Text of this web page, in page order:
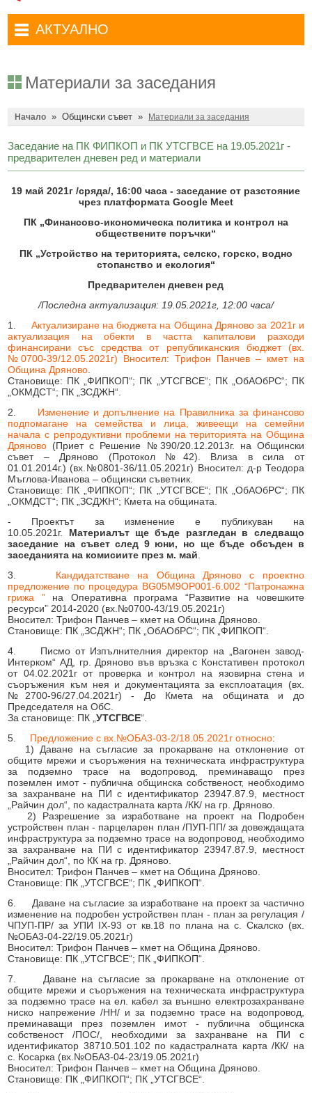
Достъп до информация
Антикорупция
Профил на купувача
Общ устройствен план
Общинско предприятие Чисто Дряново
Общинско предприятие Зелено Дряново
Социални дейности
Здравеопазване
Спорт и младежки дейности
Проекти по европейски програми
Управление при кризи, обществен ред и сигурност
Политика лични данни
BG05SFPR001-1.004-0019-C01 „Утвърждаване на интеркултурното
образование в община Дряново“
Туристически маршрути
Туристически информационен център
Съобщения
Материали за заседания
Начало »Общински съвет » Материали за заседания
Заседание на ПК ФИПКОП и ПК УТСГВСЕ на 19.05.2021г -
предварителен дневен ред и материали
19 май 2021г /сряда/, 16:00 часа - заседание от разстояние
чрез платформата Google Meet
ПК „Финансово-икономическа политика и контрол на
обществените поръчки“
ПК „Устройство на територията, селско, горско, водно
стопанство и екология“
Предварителен дневен ред
/Последна актуализация: 19.05.2021г, 12:00 часа/
1. Актуализиране на бюджета на Община Дряново за 2021г и
актуализация на обекти в частта капиталови разходи
финансирани със средства от републиканския бюджет (вх.
№0700-39/12.05.2021г) Вносител: Трифон Панчев – кмет на
Община Дряново
Становище: ПК „ФИПКОП“; ПК „УТСГВСЕ“; ПК „ОбАОбРС“; ПК
„ОКМДСТ“; ПК „ЗСДЖН“.
2. Изменение и допълнение на Правилника за финансово
подпомагане на семейства и лица, живеещи на семейни
начала с репродуктивни проблеми на територията на Община
Дряново (Приет с Решение №390/20.12.2013г. на Общински
съвет – Дряново (Протокол №42). Влиза в сила от
01.01.2014г.) (вх.№0801-36/11.05.2021г) Вносител: д-р Теодора
Мъглова-Иванова – общински съветник.
Становище: ПК „ФИПКОП“; ПК „УТСГВСЕ“; ПК „ОбАОбРС“; ПК
„ОКМДСТ“; ПК „ЗСДЖН“; Кмета на общината.
- Проектът за изменение е публикуван на
10.05.2021г. Материалът ще бъде разгледан в следващо
заседание на съвет след 9 юни, но ще бъде обсъден в
заседанията на комисиите през м. май
3. Кандидатстване на Община Дряново с проектно
предложение по процедура BG05M9OP001-6.002 “Патронажна
грижа ”на Оперативна програма “Развитие на човешките
ресурси” 2014-2020 (вх.№0700-43/19.05.2021г)
Вносител: Трифон Панчев – кмет на Община Дряново.
Становище: ПК „ЗСДЖН“; ПК „ОбАОбРС“; ПК „ФИПКОП“.
4. Писмо от Изпълнителния директор на „Вагонен завод-
Интерком“ АД, гр. Дряново във връзка с Констативен протокол
от 04.02.2021г от проверка и контрол на язовирна стена и
съоръжения към нея и документацията за експлоатация (вх.
№2700-96/27.04.2021г) - До Кмета на общината и до
Председателя на ОбС.
За становище: ПК „УТСГВСЕ“.
5. Предложение с вх.№ОБА3-03-2/18.05.2021г относно:
1) Даване на съгласие за прокарване на отклонение от
общите мрежи и съоръжения на техническата инфраструктура
за подземно трасе на водопровод, преминаващо през
поземлен имот - публична общинска собственост, необходимо
за захранване на ПИ с идентификатор 23947.87.9, местност
„Райчин дол“, по кадастралната карта /КК/ на гр. Дряново.
2) Разрешение за изработване на проект на Подробен
устройствен план - парцеларен план /ПУП-ПП/ за довеждащата
инфраструктура за подземно трасе на водопровод, необходимо
за захранване на ПИ с идентификатор 23947.87.9, местност
„Райчин дол“, по КК на гр. Дряново.
Вносител: Трифон Панчев – кмет на Община Дряново.
Становище: ПК „УТСГВСЕ“; ПК „ФИПКОП“.
6. Даване на съгласие за изработване на проект за частично
изменение на подробен устройствен план - план за регулация /
ЧПУП-ПР/ за УПИ IX-93 от кв.18 по плана на с. Скалско (вх.
№ОБА3-04-22/19.05.2021г)
Вносител: Трифон Панчев – кмет на Община Дряново.
Становище: ПК „УТСГВСЕ“; ПК „ФИПКОП“.
7. Даване на съгласие за прокарване на отклонение от
общите мрежи и съоръжения на техническата инфраструктура
за подземно трасе на ел. кабел за външно електрозахранване
ниско напрежение /НН/ и за подземно трасе на водопровод,
преминаващи през поземлен имот - публична общинска
собственост /ПОС/, необходими за захранване на ПИ с
идентификатор 38710.501.102 по кадастралната карта /КК/ на
с. Косарка (вх.№ОБА3-04-23/19.05.2021г)
Вносител: Трифон Панчев – кмет на Община Дряново.
Становище: ПК „ФИПКОП“; ПК „УТСГВСЕ“.
Комплексно административно обслужване
АКТУАЛНО
Въвеждане на еврото в България
Местни избори 2023 година
Общинска избирателна комисия мандат 2023-2027 г.
Преброяване 2021
COVID-19 (Коронавирус)
Приют за безстопанствени кучета
Обяви и съобщения
Проверка и плащане на задължения за данъци и такси
Списъци на длъжници
Търгове, конкурси и концесии
Културен календар
Мнения на гражданите